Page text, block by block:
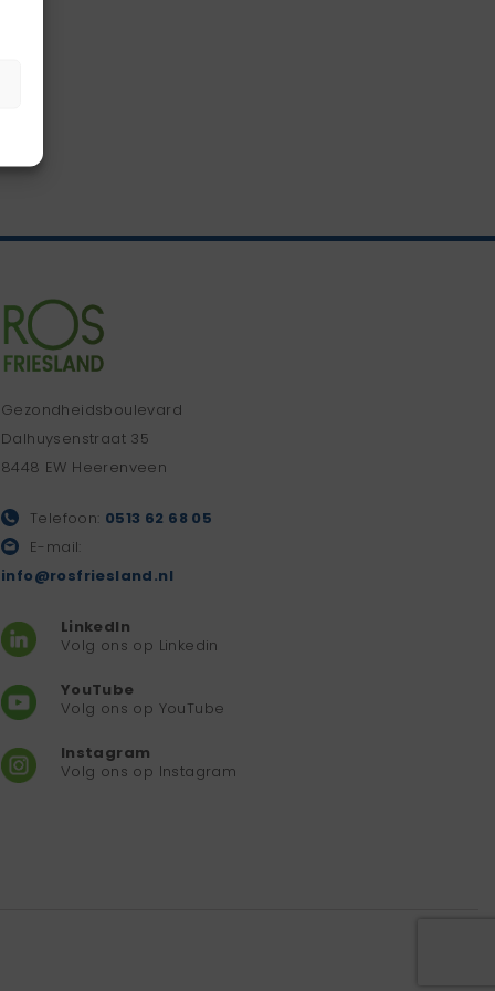
Gezondheidsboulevard
Dalhuysenstraat 35
8448 EW Heerenveen
Telefoon: 0513 62 68 05
E-mail:
info@rosfriesland.nl
LinkedIn
Volg ons op Linkedin
YouTube
Volg ons op YouTube
Instagram
Volg ons op Instagram